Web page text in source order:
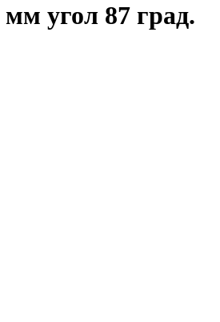
угол 87 град.